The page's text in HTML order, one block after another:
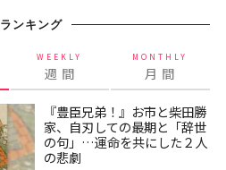
ランキング
WEEKLY
週 間
MONTHLY
月 間
『豊臣兄弟！』お市と柴田勝
家、自刃しての最期と「辞世
の句」…運命を共にした２人
の悲劇